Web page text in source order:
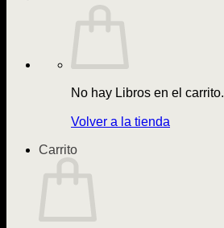
No hay Libros en el carrito.
Volver a la tienda
Carrito